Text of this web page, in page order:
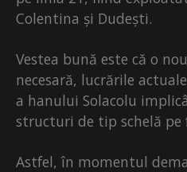
Colentina și Dudești.
Vestea bună este că o
necesară, lucrările
a hanului Solacolu
structuri de tip schelă pe
Astfel, în momentul